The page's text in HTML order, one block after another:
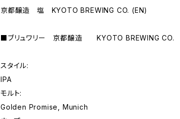
京都醸造 塩 KYOTO BREWING CO. (EN)
■ブリュワリー 京都醸造 KYOTO BREWING CO.
スタイル:
IPA
モルト:
Golden Promise, Munich